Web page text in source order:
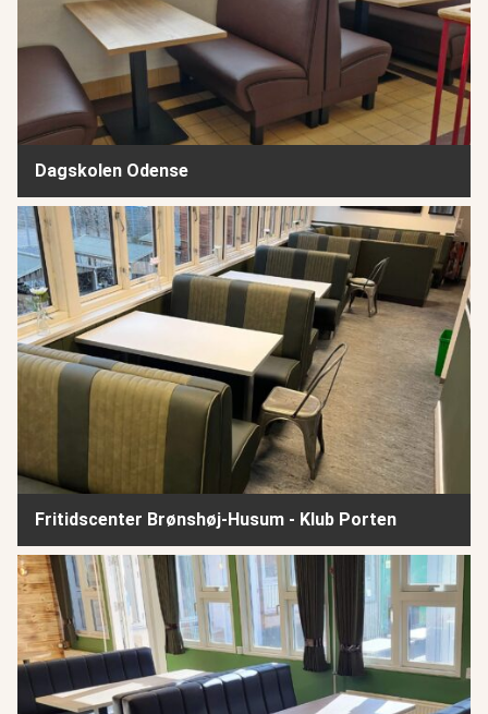
Dagskolen Odense
Fritidscenter Brønshøj-Husum - Klub Porten
Fritidscenter Brønshøj-Husum - Klub Porten
Bryggens børne- & Ungdomscenter - København - del 3